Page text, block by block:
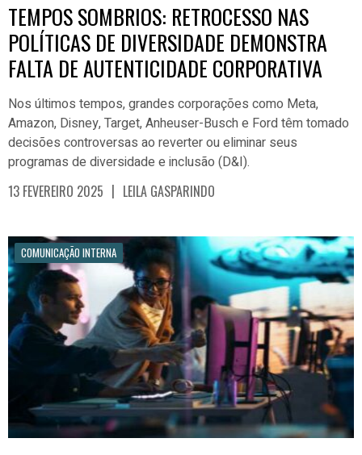
TEMPOS SOMBRIOS: RETROCESSO NAS
POLÍTICAS DE DIVERSIDADE DEMONSTRA
FALTA DE AUTENTICIDADE CORPORATIVA
Nos últimos tempos, grandes corporações como Meta,
Amazon, Disney, Target, Anheuser-Busch e Ford têm tomado
decisões controversas ao reverter ou eliminar seus
programas de diversidade e inclusão (D&I).
13 FEVEREIRO 2025 | LEILA GASPARINDO
COMUNICAÇÃO INTERNA